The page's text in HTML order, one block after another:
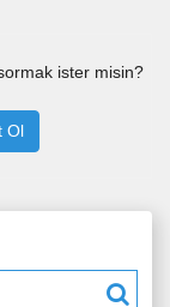
ister misin?
Ol